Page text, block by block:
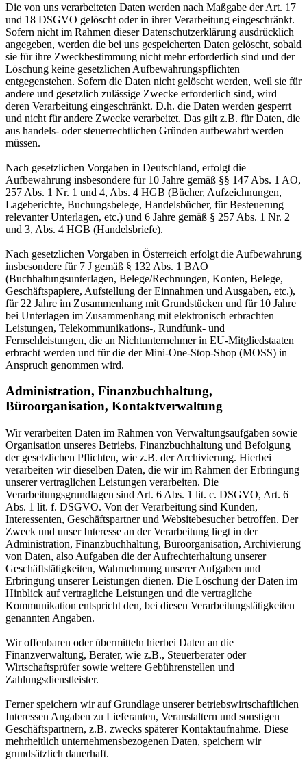
Die von uns verarbeiteten Daten werden nach Maßgabe der Art. 17
und 18 DSGVO gelöscht oder in ihrer Verarbeitung eingeschränkt.
Sofern nicht im Rahmen dieser Datenschutzerklärung ausdrücklich
angegeben, werden die bei uns gespeicherten Daten gelöscht, sobald
sie für ihre Zweckbestimmung nicht mehr erforderlich sind und der
Löschung keine gesetzlichen Aufbewahrungspflichten
entgegenstehen. Sofern die Daten nicht gelöscht werden, weil sie für
andere und gesetzlich zulässige Zwecke erforderlich sind, wird
deren Verarbeitung eingeschränkt. D.h. die Daten werden gesperrt
und nicht für andere Zwecke verarbeitet. Das gilt z.B. für Daten, die
aus handels- oder steuerrechtlichen Gründen aufbewahrt werden
müssen.
Nach gesetzlichen Vorgaben in Deutschland, erfolgt die
Aufbewahrung insbesondere für 10 Jahre gemäß §§ 147 Abs. 1 AO,
257 Abs. 1 Nr. 1 und 4, Abs. 4 HGB (Bücher, Aufzeichnungen,
Lageberichte, Buchungsbelege, Handelsbücher, für Besteuerung
relevanter Unterlagen, etc.) und 6 Jahre gemäß § 257 Abs. 1 Nr. 2
und 3, Abs. 4 HGB (Handelsbriefe).
Nach gesetzlichen Vorgaben in Österreich erfolgt die Aufbewahrung
insbesondere für 7 J gemäß § 132 Abs. 1 BAO
(Buchhaltungsunterlagen, Belege/Rechnungen, Konten, Belege,
Geschäftspapiere, Aufstellung der Einnahmen und Ausgaben, etc.),
für 22 Jahre im Zusammenhang mit Grundstücken und für 10 Jahre
bei Unterlagen im Zusammenhang mit elektronisch erbrachten
Leistungen, Telekommunikations-, Rundfunk- und
Fernsehleistungen, die an Nichtunternehmer in EU-Mitgliedstaaten
erbracht werden und für die der Mini-One-Stop-Shop (MOSS) in
Anspruch genommen wird.
Administration, Finanzbuchhaltung,
Büroorganisation, Kontaktverwaltung
Wir verarbeiten Daten im Rahmen von Verwaltungsaufgaben sowie
Organisation unseres Betriebs, Finanzbuchhaltung und Befolgung
der gesetzlichen Pflichten, wie z.B. der Archivierung. Hierbei
verarbeiten wir dieselben Daten, die wir im Rahmen der Erbringung
unserer vertraglichen Leistungen verarbeiten. Die
Verarbeitungsgrundlagen sind Art. 6 Abs. 1 lit. c. DSGVO, Art. 6
Abs. 1 lit. f. DSGVO. Von der Verarbeitung sind Kunden,
Interessenten, Geschäftspartner und Websitebesucher betroffen. Der
Zweck und unser Interesse an der Verarbeitung liegt in der
Administration, Finanzbuchhaltung, Büroorganisation, Archivierung
von Daten, also Aufgaben die der Aufrechterhaltung unserer
Geschäftstätigkeiten, Wahrnehmung unserer Aufgaben und
Erbringung unserer Leistungen dienen. Die Löschung der Daten im
Hinblick auf vertragliche Leistungen und die vertragliche
Kommunikation entspricht den, bei diesen Verarbeitungstätigkeiten
genannten Angaben.
Wir offenbaren oder übermitteln hierbei Daten an die
Finanzverwaltung, Berater, wie z.B., Steuerberater oder
Wirtschaftsprüfer sowie weitere Gebührenstellen und
Zahlungsdienstleister.
Ferner speichern wir auf Grundlage unserer betriebswirtschaftlichen
Interessen Angaben zu Lieferanten, Veranstaltern und sonstigen
Geschäftspartnern, z.B. zwecks späterer Kontaktaufnahme. Diese
mehrheitlich unternehmensbezogenen Daten, speichern wir
grundsätzlich dauerhaft.